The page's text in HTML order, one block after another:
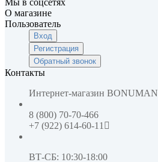
О магазине
Пользователь
Вход
Регистрация
Обратный звонок
Контакты
Интернет-магазин BONUMAN
8 (800) 70-70-466
+7 (922) 614-60-11
ВТ-СБ: 10:30-18:00